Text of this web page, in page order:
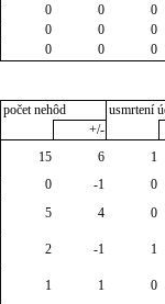
0 0
0
0 0
0
0 0 0
počet nehôd
usmrtení
+/-
15 6
1
0 -1
0
5 4
0
2 -1
1
1 1
0